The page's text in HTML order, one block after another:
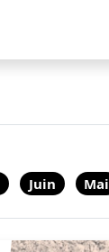
Juin Mai